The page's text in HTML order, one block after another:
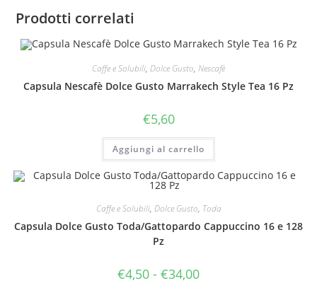
Prodotti correlati
Caffe e Solubili, Dolce Gusto, Nescafè
Capsula Nescafè Dolce Gusto Marrakech Style Tea 16 Pz
€5,60
Aggiungi al carrello
Caffe e Solubili, Dolce Gusto, Toda
Capsula Dolce Gusto Toda/Gattopardo Cappuccino 16 e 128
Pz
€4,50 - €34,00Fascia